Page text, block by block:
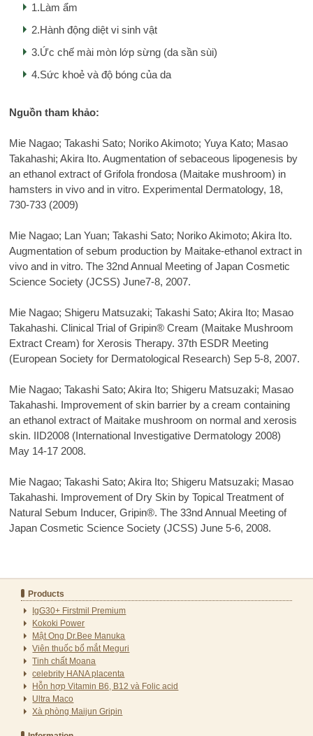
1.Làm ẩm
2.Hành động diệt vi sinh vật
3.Ức chế mài mòn lớp sừng (da sần sùi)
4.Sức khoẻ và độ bóng của da
Nguồn tham khảo:
Mie Nagao; Takashi Sato; Noriko Akimoto; Yuya Kato; Masao
Takahashi; Akira Ito. Augmentation of sebaceous lipogenesis by
an ethanol extract of Grifola frondosa (Maitake mushroom) in
hamsters in vivo and in vitro. Experimental Dermatology, 18,
730-733 (2009)
Mie Nagao; Lan Yuan; Takashi Sato; Noriko Akimoto; Akira Ito.
Augmentation of sebum production by Maitake-ethanol extract in
vivo and in vitro. The 32nd Annual Meeting of Japan Cosmetic
Science Society (JCSS) June7-8, 2007.
Mie Nagao; Shigeru Matsuzaki; Takashi Sato; Akira Ito; Masao
Takahashi. Clinical Trial of Gripin® Cream (Maitake Mushroom
Extract Cream) for Xerosis Therapy. 37th ESDR Meeting
(European Society for Dermatological Research) Sep 5-8, 2007.
Mie Nagao; Takashi Sato; Akira Ito; Shigeru Matsuzaki; Masao
Takahashi. Improvement of skin barrier by a cream containing
an ethanol extract of Maitake mushroom on normal and xerosis
skin. IID2008 (International Investigative Dermatology 2008)
May 14-17 2008.
Mie Nagao; Takashi Sato; Akira Ito; Shigeru Matsuzaki; Masao
Takahashi. Improvement of Dry Skin by Topical Treatment of
Natural Sebum Inducer, Gripin®. The 33nd Annual Meeting of
Japan Cosmetic Science Society (JCSS) June 5-6, 2008.
Products
IgG30+ Firstmil Premium
Kokoki Power
Mật Ong Dr.Bee Manuka
Viên thuốc bổ mắt Meguri
Tinh chất Moana
celebrity HANA placenta
Hỗn hợp Vitamin B6, B12 và Folic acid
Ultra Maco
Xà phòng Maijun Gripin